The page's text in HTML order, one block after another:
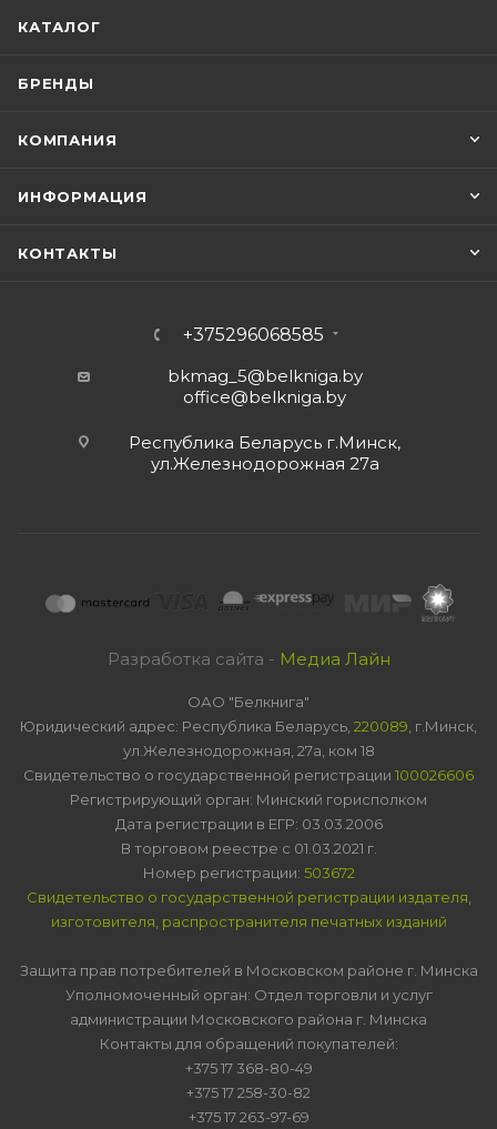
КАТАЛОГ
БРЕНДЫ
КОМПАНИЯ
ИНФОРМАЦИЯ
КОНТАКТЫ
+375296068585
bkmag_5@belkniga.by
office@belkniga.by
Республика Беларусь г.Минск,
ул.Железнодорожная 27а
Разработка сайта - Медиа Лайн
ОАО "Белкнига"
Юридический адрес: Республика Беларусь, 220089 , г.Минск,
ул.Железнодорожная, 27а, ком 18
Свидетельство о государственной регистрации 100026606
Регистрирующий орган: Минский горисполком
Дата регистрации в ЕГР: 03.03.2006
В торговом реестре с 01.03.2021 г.
Номер регистрации: 503672
Свидетельство о государственной регистрации издателя,
изготовителя, распространителя печатных изданий
Защита прав потребителей в Московском районе г. Минска
Уполномоченный орган: Отдел торговли и услуг
администрации Московского района г. Минска
Контакты для обращений покупателей:
+375 17 368-80-49
+375 17 258-30-82
+375 17 263-97-69